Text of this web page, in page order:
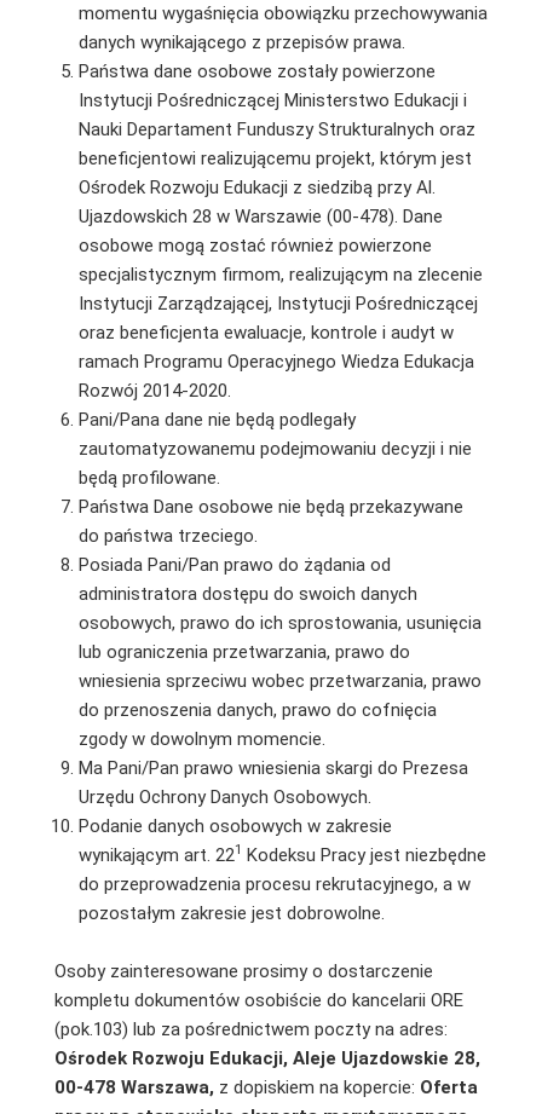
momentu wygaśnięcia obowiązku przechowywania
danych wynikającego z przepisów prawa.
Państwa dane osobowe zostały powierzone
Instytucji Pośredniczącej Ministerstwo Edukacji i
Nauki Departament Funduszy Strukturalnych oraz
beneficjentowi realizującemu projekt, którym jest
Ośrodek Rozwoju Edukacji z siedzibą przy Al.
Ujazdowskich 28 w Warszawie (00-478). Dane
osobowe mogą zostać również powierzone
specjalistycznym firmom, realizującym na zlecenie
Instytucji Zarządzającej, Instytucji Pośredniczącej
oraz beneficjenta ewaluacje, kontrole i audyt w
ramach Programu Operacyjnego Wiedza Edukacja
Rozwój 2014-2020.
Pani/Pana dane nie będą podlegały
zautomatyzowanemu podejmowaniu decyzji i nie
będą profilowane.
Państwa Dane osobowe nie będą przekazywane
do państwa trzeciego.
Posiada Pani/Pan prawo do żądania od
administratora dostępu do swoich danych
osobowych, prawo do ich sprostowania, usunięcia
lub ograniczenia przetwarzania, prawo do
wniesienia sprzeciwu wobec przetwarzania, prawo
do przenoszenia danych, prawo do cofnięcia
zgody w dowolnym momencie.
Ma Pani/Pan prawo wniesienia skargi do Prezesa
Urzędu Ochrony Danych Osobowych.
Podanie danych osobowych w zakresie
wynikającym art. 221 Kodeksu Pracy jest niezbędne
do przeprowadzenia procesu rekrutacyjnego, a w
pozostałym zakresie jest dobrowolne.
Osoby zainteresowane prosimy o dostarczenie
kompletu dokumentów osobiście do kancelarii ORE
(pok.103) lub za pośrednictwem poczty na adres:
Ośrodek Rozwoju Edukacji, Aleje Ujazdowskie 28,
00-478 Warszawa, z dopiskiem na kopercie: Oferta